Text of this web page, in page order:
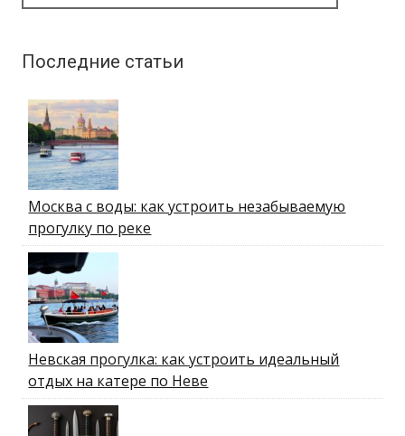
Последние статьи
Москва с воды: как устроить незабываемую
прогулку по реке
Невская прогулка: как устроить идеальный
отдых на катере по Неве